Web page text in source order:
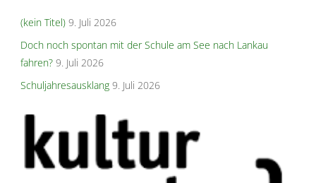
(kein Titel) 9. Juli 2026
Doch noch spontan mit der Schule am See nach Lankau
fahren? 9. Juli 2026
Schuljahresausklang 9. Juli 2026